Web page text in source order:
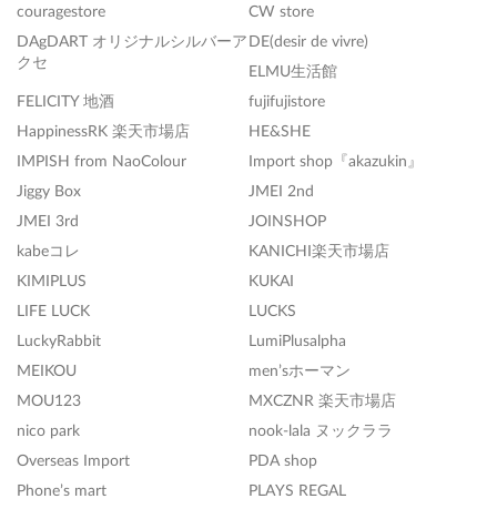
couragestore
CW store
DAgDART オリジナルシルバーア
クセ
DE(desir de vivre)
ELMU生活館
FELICITY 地酒
fujifujistore
HappinessRK 楽天市場店
HE&SHE
IMPISH from NaoColour
Import shop『akazukin』
Jiggy Box
JMEI 2nd
JMEI 3rd
JOINSHOP
kabeコレ
KANICHI楽天市場店
KIMIPLUS
KUKAI
LIFE LUCK
LUCKS
LuckyRabbit
LumiPlusalpha
MEIKOU
men’sホーマン
MOU123
MXCZNR 楽天市場店
nico park
nook-lala ヌックララ
Overseas Import
PDA shop
Phone’s mart
PLAYS REGAL